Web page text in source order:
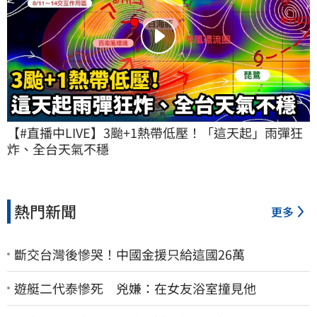
【#直播中LIVE】3颱+1熱帶低壓！「這天起」雨彈狂
炸、全台天氣不穩
熱門新聞 更多
斷交台灣後慘哭！中國金援只給這國26萬
遊艇二代泰慘死 兇嫌：在女友浴室撞見他